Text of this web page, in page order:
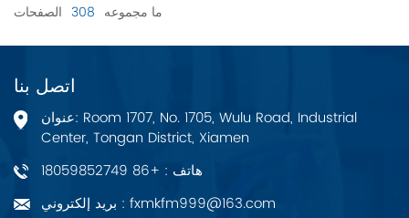
ما مجموعه 308 الصفحات
اتصل بنا
عنوان: Room 1707, No. 1705, Wulu Road, Industrial
Center, Tongan District, Xiamen
هاتف : +86 18059852749
بريد إلكتروني : fxmkfm999@163.com